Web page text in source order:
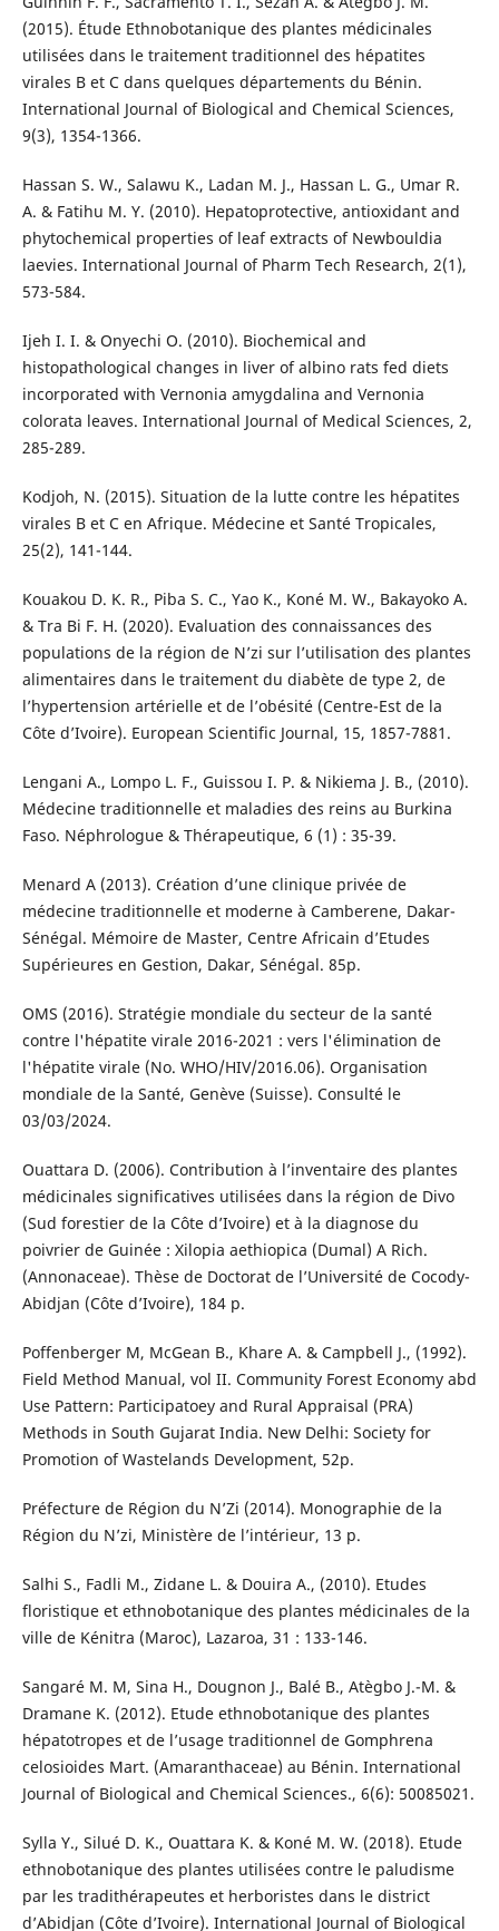
(2015). Étude Ethnobotanique des plantes médicinales
utilisées dans le traitement traditionnel des hépatites
virales B et C dans quelques départements du Bénin.
International Journal of Biological and Chemical Sciences,
9(3), 1354-1366.
Hassan S. W., Salawu K., Ladan M. J., Hassan L. G., Umar R.
A. & Fatihu M. Y. (2010). Hepatoprotective, antioxidant and
phytochemical properties of leaf extracts of Newbouldia
laevies. International Journal of Pharm Tech Research, 2(1),
573-584.
Ijeh I. I. & Onyechi O. (2010). Biochemical and
histopathological changes in liver of albino rats fed diets
incorporated with Vernonia amygdalina and Vernonia
colorata leaves. International Journal of Medical Sciences, 2,
285-289.
Kodjoh, N. (2015). Situation de la lutte contre les hépatites
virales B et C en Afrique. Médecine et Santé Tropicales,
25(2), 141-144.
Kouakou D. K. R., Piba S. C., Yao K., Koné M. W., Bakayoko A.
& Tra Bi F. H. (2020). Evaluation des connaissances des
populations de la région de N’zi sur l’utilisation des plantes
alimentaires dans le traitement du diabète de type 2, de
l’hypertension artérielle et de l’obésité (Centre-Est de la
Côte d’Ivoire). European Scientific Journal, 15, 1857-7881.
Lengani A., Lompo L. F., Guissou I. P. & Nikiema J. B., (2010).
Médecine traditionnelle et maladies des reins au Burkina
Faso. Néphrologue & Thérapeutique, 6 (1) : 35-39.
Menard A (2013). Création d’une clinique privée de
médecine traditionnelle et moderne à Camberene, Dakar-
Sénégal. Mémoire de Master, Centre Africain d’Etudes
Supérieures en Gestion, Dakar, Sénégal. 85p.
OMS (2016). Stratégie mondiale du secteur de la santé
contre l'hépatite virale 2016-2021 : vers l'élimination de
l'hépatite virale (No. WHO/HIV/2016.06). Organisation
mondiale de la Santé, Genève (Suisse). Consulté le
03/03/2024.
Ouattara D. (2006). Contribution à l’inventaire des plantes
médicinales significatives utilisées dans la région de Divo
(Sud forestier de la Côte d’Ivoire) et à la diagnose du
poivrier de Guinée : Xilopia aethiopica (Dumal) A Rich.
(Annonaceae). Thèse de Doctorat de l’Université de Cocody-
Abidjan (Côte d’Ivoire), 184 p.
Poffenberger M, McGean B., Khare A. & Campbell J., (1992).
Field Method Manual, vol II. Community Forest Economy abd
Use Pattern: Participatoey and Rural Appraisal (PRA)
Methods in South Gujarat India. New Delhi: Society for
Promotion of Wastelands Development, 52p.
Préfecture de Région du N’Zi (2014). Monographie de la
Région du N’zi, Ministère de l’intérieur, 13 p.
Salhi S., Fadli M., Zidane L. & Douira A., (2010). Etudes
floristique et ethnobotanique des plantes médicinales de la
ville de Kénitra (Maroc), Lazaroa, 31 : 133-146.
Sangaré M. M, Sina H., Dougnon J., Balé B., Atègbo J.-M. &
Dramane K. (2012). Etude ethnobotanique des plantes
hépatotropes et de l’usage traditionnel de Gomphrena
celosioides Mart. (Amaranthaceae) au Bénin. International
Journal of Biological and Chemical Sciences., 6(6): 50085021.
Sylla Y., Silué D. K., Ouattara K. & Koné M. W. (2018). Etude
ethnobotanique des plantes utilisées contre le paludisme
par les tradithérapeutes et herboristes dans le district
d’Abidjan (Côte d’Ivoire). International Journal of Biological